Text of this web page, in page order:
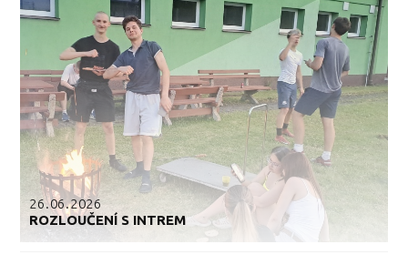
26.06.2026
ROZLOUČENÍ S INTREM